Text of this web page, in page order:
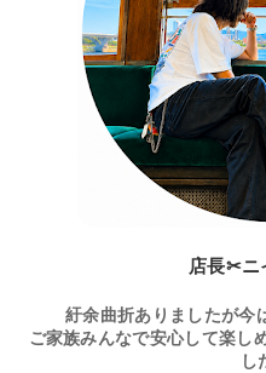
店長✂ニ
紆余曲折ありましたが今
ご家族みんなで安心して楽し
し